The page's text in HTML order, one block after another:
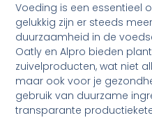
Voeding is een essentieel
gelukkig zijn er steeds
duurzaamheid in de
Oatly en Alpro bieden
zuivelproducten, wat niet
maar ook voor je
gebruik van duurzame
transparante